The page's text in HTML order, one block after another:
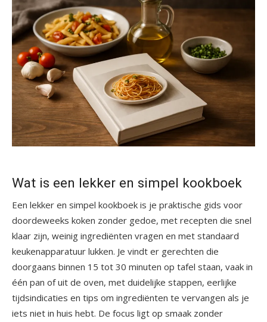
Wat is een lekker en simpel kookboek
Een lekker en simpel kookboek is je praktische gids voor
doordeweeks koken zonder gedoe, met recepten die snel
klaar zijn, weinig ingrediënten vragen en met standaard
keukenapparatuur lukken. Je vindt er gerechten die
doorgaans binnen 15 tot 30 minuten op tafel staan, vaak in
één pan of uit de oven, met duidelijke stappen, eerlijke
tijdsindicaties en tips om ingrediënten te vervangen als je
iets niet in huis hebt. De focus ligt op smaak zonder